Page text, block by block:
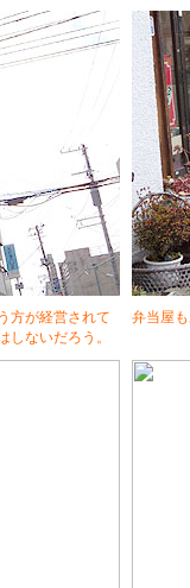
方が経営されて
ないだろう。
弁当屋